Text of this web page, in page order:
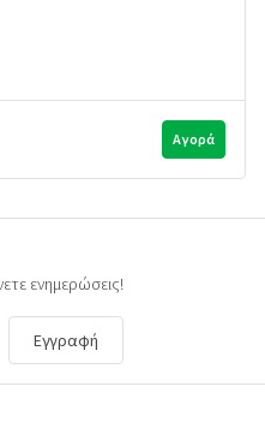
Αγορά
ενημερώσεις!
Εγγραφή